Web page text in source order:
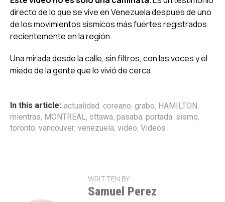
directo de lo que se vive en Venezuela después de uno
de los movimientos sísmicos más fuertes registrados
recientemente en la región.
Una mirada desde la calle, sin filtros, con las voces y el
miedo de la gente que lo vivió de cerca.
In this article: actualidad, coreano, grabo, HAMILTON,
mientras, MONTREAL, ottawa, pasaba, portada, sismo,
toronto, vancouver, venezuela, video, Videos
WRITTEN BY
Samuel Perez